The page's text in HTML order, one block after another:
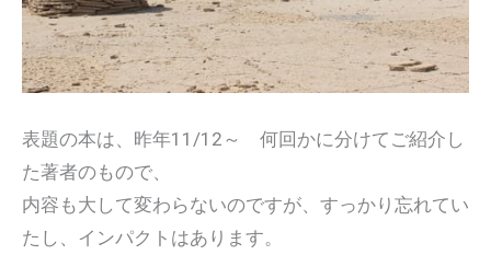
表題の本は、昨年11/12～ 何回かに分けてご紹介し
た著者のもので、
内容も大して変わらないのですが、すっかり忘れてい
たし、インパクトはあります。